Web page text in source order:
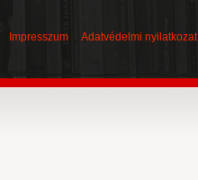
Impresszum Adatvédelmi nyilatkozat